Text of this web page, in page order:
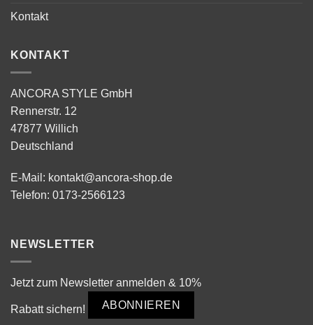
Kontakt
KONTAKT
ANCORA STYLE GmbH
Rennerstr. 12
47877 Willich
Deutschland
E-Mail: kontakt@ancora-shop.de
Telefon: 0173-2566123
NEWSLETTER
Jetzt zum Newsletter anmelden & 10%
Rabatt sichern! ABONNIEREN